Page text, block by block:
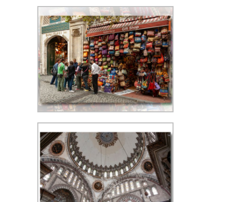
Kapalıçarşı (Grote Bazaar) - ISO
100, f/11, 1 sec, 24 mm, WB
kunstlicht. Camera op tafelstatief
op de grond geplaatst.